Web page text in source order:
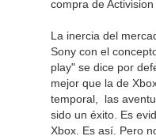
compra de
La inercia del
Sony con el
play" se dice por
mejor que la de
temporal, las
sido un éxito. Es
Xbox. Es así. Pero